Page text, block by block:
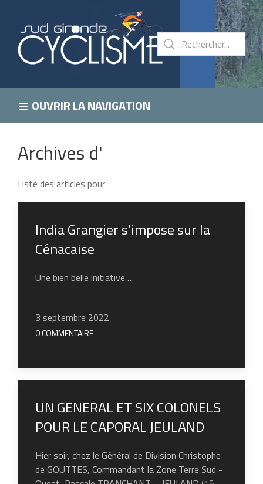
OUVRIR LA NAVIGATION
Archives d'
Liste des articles pour
India Grangier s’impose sur la
Cénacaise
Une bien belle initiative …
3 septembre 2022
0 COMMENTAIRE
UN GENERAL ET ​SIX​ COLONELS
POUR LE CAPORAL JEULAND
Hier soir, chez le Général de Division Christophe
de GOUTTES, Commandant la Zone Terre Sud ​-​